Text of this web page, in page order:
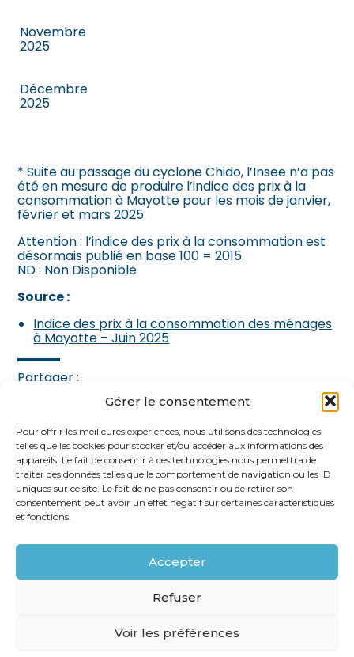
Gérer le consentement
Pour offrir les meilleures expériences, nous utilisons des technologies
telles que les cookies pour stocker et/ou accéder aux informations des
appareils. Le fait de consentir à ces technologies nous permettra de
traiter des données telles que le comportement de navigation ou les ID
uniques sur ce site. Le fait de ne pas consentir ou de retirer son
consentement peut avoir un effet négatif sur certaines caractéristiques
et fonctions.
Accepter
Refuser
Voir les préférences
Novembre
2025
Décembre
2025
* Suite au passage du cyclone Chido, l’Insee n’a pas
été en mesure de produire l’indice des prix à la
consommation à Mayotte pour les mois de janvier,
février et mars 2025
Attention : l’indice des prix à la consommation est
désormais publié en base 100 = 2015.
ND : Non Disponible
Source :
Indice des prix à la consommation des ménages
à Mayotte – Juin 2025
Partager :
FaceBook
TwitterLinkedIn
Footer
62 rue Ampère 75017 PARIS Linkedin
PLAN DU SITE